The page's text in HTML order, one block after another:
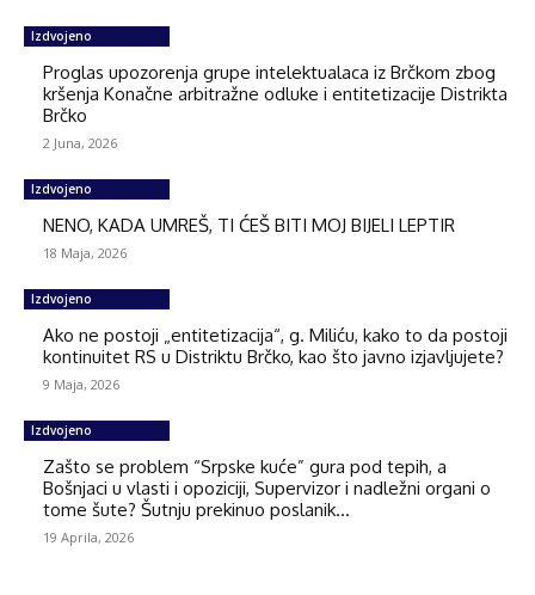
Izdvojeno
Proglas upozorenja grupe intelektualaca iz Brčkom zbog
kršenja Konačne arbitražne odluke i entitetizacije Distrikta
Brčko
2 Juna, 2026
Izdvojeno
NENO, KADA UMREŠ, TI ĆEŠ BITI MOJ BIJELI LEPTIR
18 Maja, 2026
Izdvojeno
Ako ne postoji „entitetizacija“, g. Miliću, kako to da postoji
kontinuitet RS u Distriktu Brčko, kao što javno izjavljujete?
9 Maja, 2026
Izdvojeno
Zašto se problem “Srpske kuće” gura pod tepih, a
Bošnjaci u vlasti i opoziciji, Supervizor i nadležni organi o
tome šute? Šutnju prekinuo poslanik...
19 Aprila, 2026